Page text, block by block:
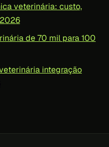
veterinária: custo,
de 70 mil para 100
integração